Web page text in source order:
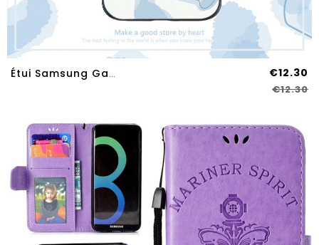
Étui Samsung Galaxy S8 Dessin Animé Tendance Coque Bleu Simple Silicone Net Rouge €12.30
€12.30